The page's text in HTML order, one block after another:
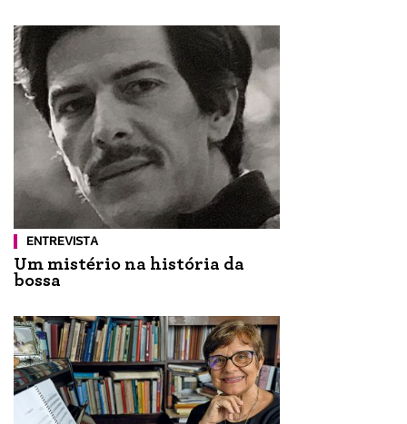
ENTREVISTA
Um mistério na história da
bossa